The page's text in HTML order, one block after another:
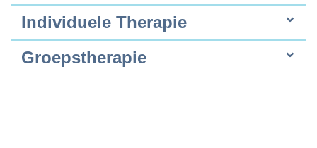
Individuele Therapie
Groepstherapie